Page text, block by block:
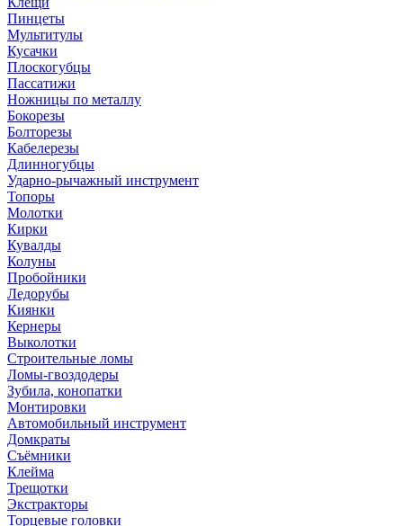
Пинцеты
Мультитулы
Кусачки
Плоскогубцы
Пассатижи
Ножницы по металлу
Бокорезы
Болторезы
Кабелерезы
Длинногубцы
Ударно-рычажный инструмент
Топоры
Молотки
Кирки
Кувалды
Колуны
Пробойники
Ледорубы
Киянки
Кернеры
Выколотки
Строительные ломы
Ломы-гвоздодеры
Зубила, конопатки
Монтировки
Автомобильный инструмент
Домкраты
Съёмники
Клейма
Трещотки
Экстракторы
Торцевые головки